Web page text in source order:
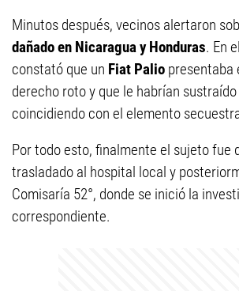
Minutos después, vecinos alertaron
dañado en Nicaragua y Honduras. En
constató que un Fiat Palio presentaba
derecho roto y que le habrían
coincidiendo con el elemento
Por todo esto, finalmente el sujeto fue
trasladado al hospital local y
Comisaría 52°, donde se inició la
correspondiente.